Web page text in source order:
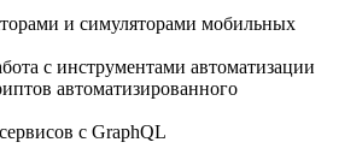
и симуляторами мобильных
с инструментами автоматизации
автоматизированного
с GraphQL